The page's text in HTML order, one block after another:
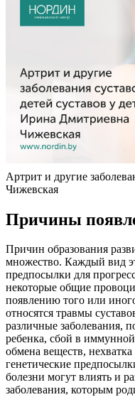
Артрит и другие
Чижевская
Причины
Причин образования
множество. Каждый вид
предпосылки для
некоторые общие
появлению того или
относятся травмы
различные заболевания,
ребенка, сбой в
обмена веществ,
генетические
болезни могут влиять и
заболевания, которым